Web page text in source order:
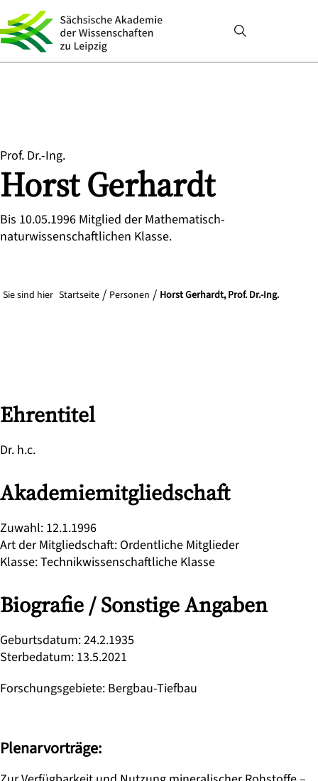
Prof. Dr.-Ing.
HorstGerhardt
Bis 10.05.1996 Mitglied der Mathematisch-
naturwissenschaftlichen Klasse.
Sie sind hier Startseite Personen Horst Gerhardt, Prof. Dr.-Ing.
Ehrentitel
Dr. h.c.
Akademiemitgliedschaft
Zuwahl: 12.1.1996
Art der Mitgliedschaft: Ordentliche Mitglieder
Klasse:Technikwissenschaftliche Klasse
Biografie / Sonstige Angaben
Geburtsdatum:24.2.1935
Sterbedatum: 13.5.2021
Forschungsgebiete: Bergbau-Tiefbau
Plenarvorträge: